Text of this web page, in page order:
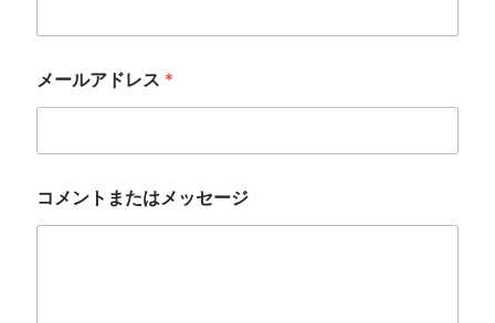
ド
ス
コ
メ
ト
た
メールアドレス *
コメントまたはメッセージ